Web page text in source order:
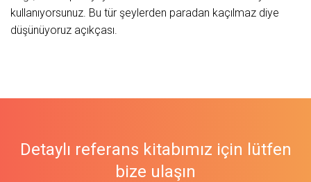
kullanıyorsunuz. Bu tür şeylerden paradan kaçılmaz diye
düşünüyoruz açıkçası.
Detaylı referans kitabımız için lütfen
bize ulaşın